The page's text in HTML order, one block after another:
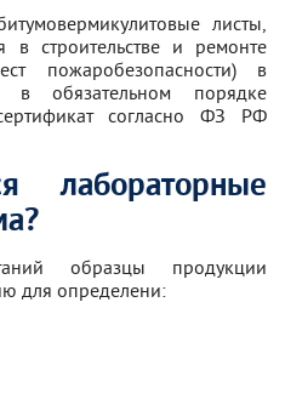
листы,
в строительстве и ремонте
пожаробезопасности) в
в обязательном порядке
согласно ФЗ РФ
лабораторные
образцы продукции
для определени: